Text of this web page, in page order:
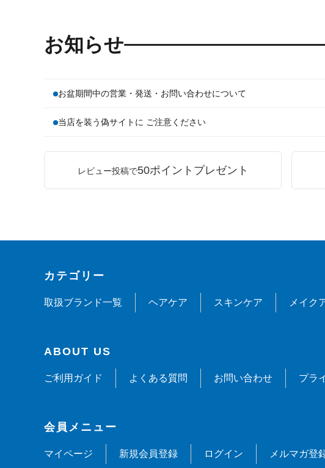
お知らせ
お盆期間中の営業・発送・お問い合わせについて
当店を装う偽サイトに ご注意ください
レビュー投稿で50ポイントプレゼント
カテゴリー
取扱ブランド一覧 ヘアケア スキンケア メイク
ABOUT US
ご利用ガイド よくある質問 お問い合わせ プラ
会員メニュー
マイページ 新規会員登録 ログイン メルマガ登